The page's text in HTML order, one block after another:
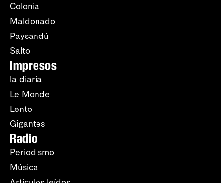
Colonia
Maldonado
Paysandú
Salto
Impresos
la diaria
Le Monde
Lento
Gigantes
Radio
Periodismo
Música